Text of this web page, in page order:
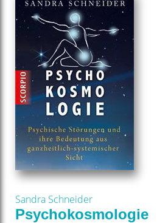
Sandra Schneider
Psychokosmologie